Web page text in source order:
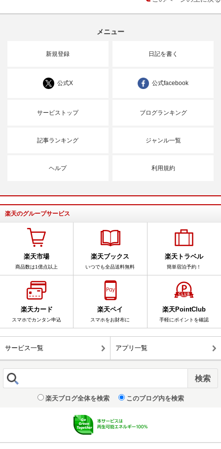
メニュー
新規登録 日記を書く
公式X 公式facebook
サービストップ ブログランキング
記事ランキング ジャンル一覧
ヘルプ 利用規約
楽天のグループサービス
楽天市場
商品数は1億点以上
楽天ブックス
いつでも全品送料無料
楽天トラベル
簡単宿泊予約！
楽天カード
スマホでカンタン申込
楽天ペイ
スマホをお財布に
楽天PointClub
手軽にポイントを確認
サービス一覧 アプリ一覧
楽天ブログ全体を検索 このブログ内を検索